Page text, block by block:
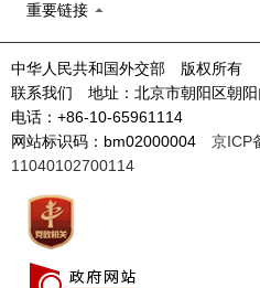
重要链接
中华人民共和国外交部 版权所有
联系我们 地址：北京市朝阳区朝
电话：+86-10-65961114
网站标识码：bm02000004 京ICP
11040102700114